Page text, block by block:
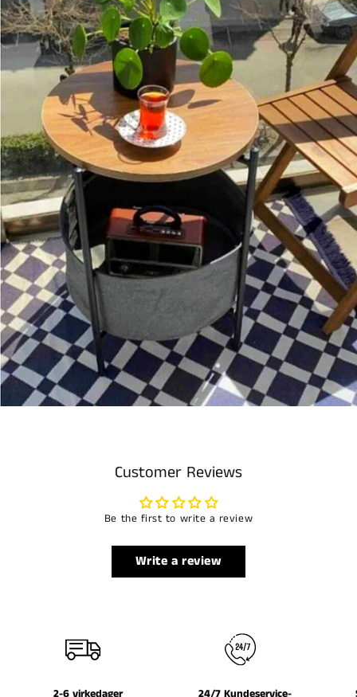
Customer Reviews
Be the first to write a review
Write a review
2-6 virkedager
24/7 Kundeservice-